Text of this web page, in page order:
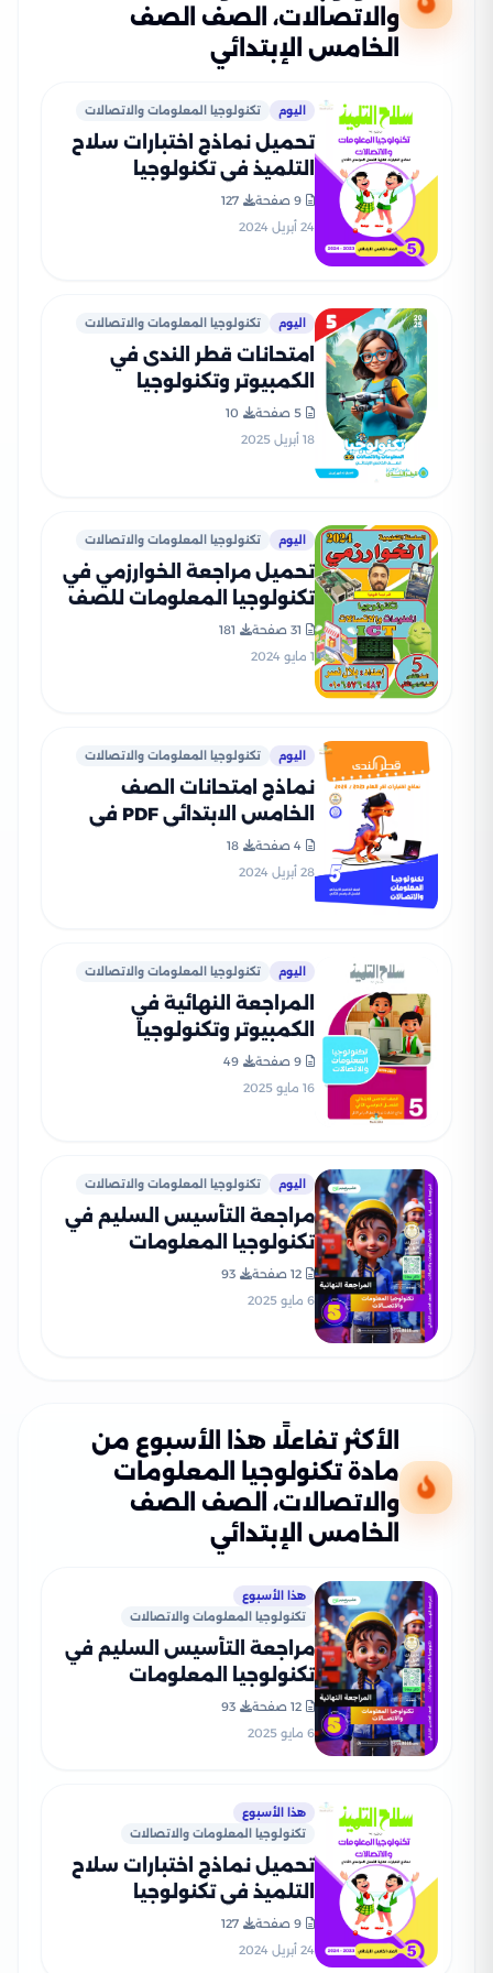
والاتصالات، الصف الصف
الخامس الإبتدائي
اليوم تكنولوجيا المعلومات والاتصالات
تحميل نماذج اختبارات سلاح
التلميذ في تكنولوجيا
المعلومات للصف الخامس
الابتدائي مع إجاباتها
9 صفحة
127
24 أبريل 2024
اليوم تكنولوجيا المعلومات والاتصالات
امتحانات قطر الندى في
الكمبيوتر وتكنولوجيا
المعلومات لخامسة ابتدائي
5 صفحة
10
18 أبريل 2025
اليوم تكنولوجيا المعلومات والاتصالات
تحميل مراجعة الخوارزمي في
تكنولوجيا المعلومات للصف
الخامس الابتدائي الترم الثاني
31 صفحة
181
1 مايو 2024
اليوم تكنولوجيا المعلومات والاتصالات
نماذج امتحانات الصف
الخامس الابتدائي PDF في
مادة تكنولوجيا المعلومات
من قطر الندى 2024
4 صفحة
18
28 أبريل 2024
اليوم تكنولوجيا المعلومات والاتصالات
المراجعة النهائية في
الكمبيوتر وتكنولوجيا
المعلومات لخامسة ابتدائي
الترم الثاني PDF بالاجابات
9 صفحة
49
16 مايو 2025
اليوم تكنولوجيا المعلومات والاتصالات
مراجعة التأسيس السليم في
تكنولوجيا المعلومات
والاتصالات للصف الخامس
12 صفحة
93
6 مايو 2025
الأكثر تفاعلًا هذا الأسبوع من
مادة تكنولوجيا المعلومات
والاتصالات، الصف الصف
الخامس الإبتدائي
هذا الأسبوع
تكنولوجيا المعلومات والاتصالات
مراجعة التأسيس السليم في
تكنولوجيا المعلومات
والاتصالات للصف الخامس
12 صفحة
93
6 مايو 2025
هذا الأسبوع
تكنولوجيا المعلومات والاتصالات
تحميل نماذج اختبارات سلاح
التلميذ في تكنولوجيا
المعلومات للصف الخامس
الابتدائي مع إجاباتها
9 صفحة
127
24 أبريل 2024